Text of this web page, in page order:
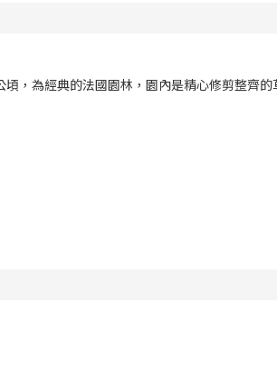
，為經典的法國園林，園內是精心修剪整齊的